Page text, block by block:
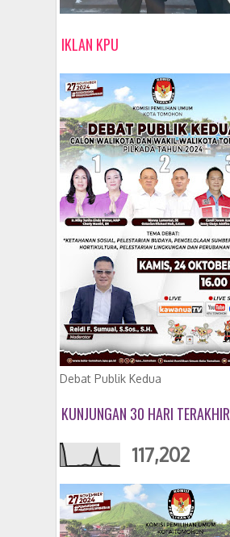
IKLAN KPU
Debat Publik Kedua
KUNJUNGAN 30 HARI TERAKHIR
117,202